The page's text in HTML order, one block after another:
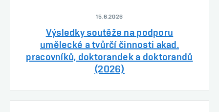
15.6.2026
Výsledky soutěže na podporu
umělecké a tvůrčí činnosti akad.
pracovníků, doktorandek a doktorandů
(2026)